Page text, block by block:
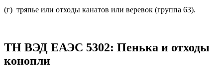
(г) тряпье или отходы канатов или веревок (группа 63).
ТН ВЭД ЕАЭС 5302: Пенька и отходы
конопли